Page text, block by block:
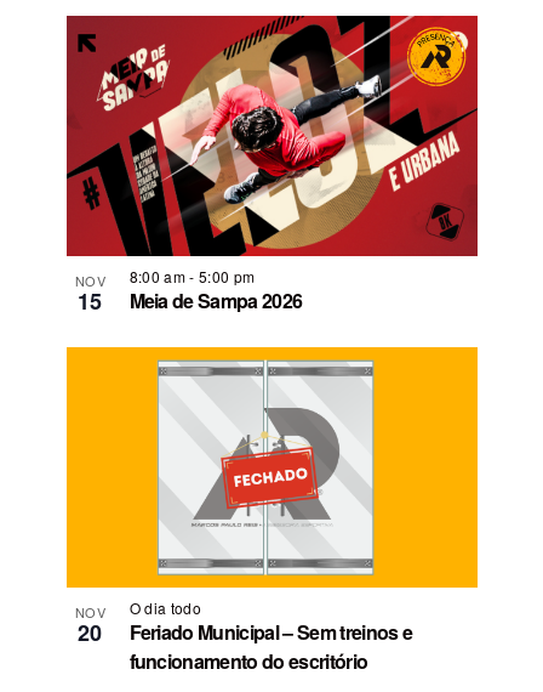
NOV
15 Meia de Sampa 2026
8:00 am-5:00 pm
NOV
20
Feriado Municipal – Sem treinos e
funcionamento do escritório
O dia todo